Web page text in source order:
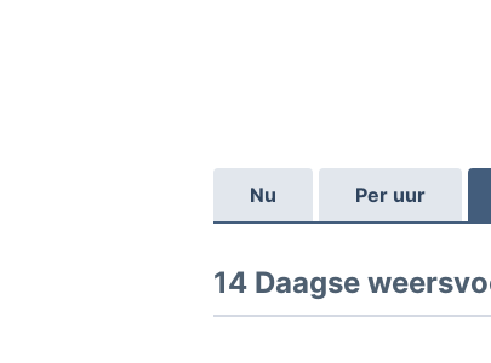
Nu Per uur
14 Daagse